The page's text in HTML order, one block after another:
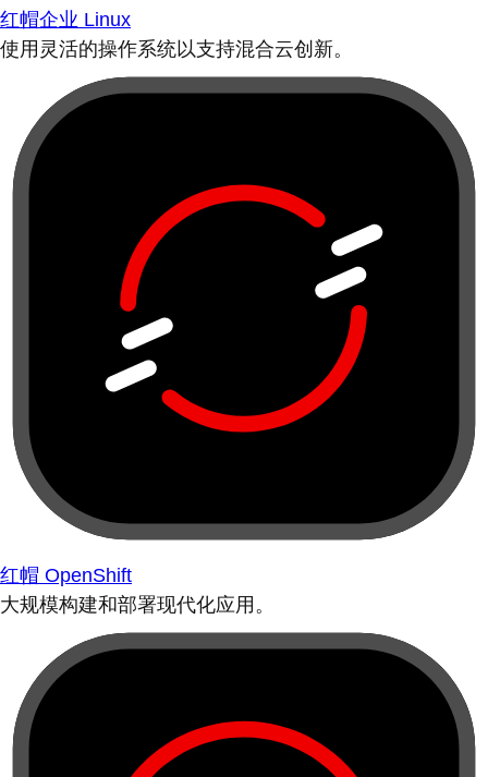
红帽企业 Linux
使用灵活的操作系统以支持混合云创新。
红帽 OpenShift
大规模构建和部署现代化应用。